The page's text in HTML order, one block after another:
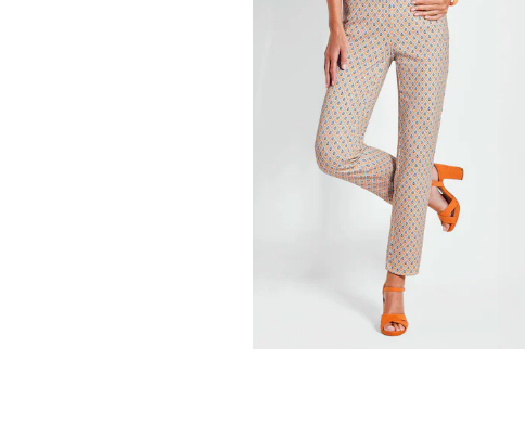
GOLDNER
Gemusterte HoseLOUISA
89,95 €
30-Tage-Bestpreis**: 59,95 € (-16%)